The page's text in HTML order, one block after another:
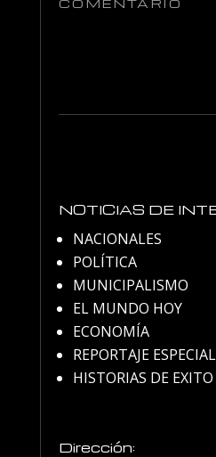
NOTICIAS DE
NACIONALES
POLÍTICA
MUNICIPALISMO
EL MUNDO HOY
ECONOMÍA
REPORTAJE ESPECIAL
HISTORIAS DE EXITO
Dirección: